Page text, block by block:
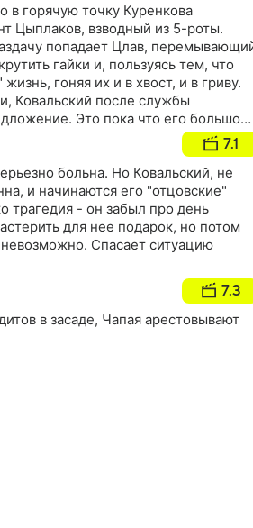
в горячую точку Куренкова
Цыплаков, взводный из 5-роты.
попадает Цлав,
гайки и, пользуясь тем, что
гоняя их и в хвост, и в гриву.
Ковальский после службы
Это пока что его большой
предстоящим бракосочетанием
тут удивляться - ведь накануне
не введет заблуждение
него на складе поселилось
7.1
больна. Но Ковальский, не
и начинаются его "отцовские"
- он забыл про день
для нее подарок, но потом
Спасает ситуацию
7.3
в засаде, Чапая арестовывают